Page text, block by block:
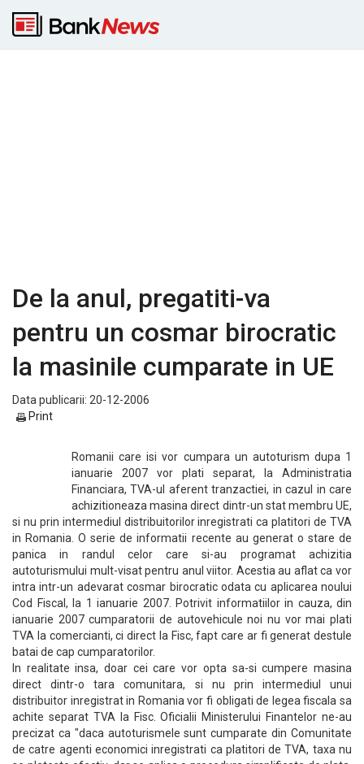
De la anul, pregatiti-va
pentru un cosmar birocratic
la masinile cumparate in UE
Data publicarii: 20-12-2006
Print
Romanii care isi vor cumpara un autoturism dupa 1
ianuarie 2007 vor plati separat, la Administratia
Financiara, TVA-ul aferent tranzactiei, in cazul in care
achizitioneaza masina direct dintr-un stat membru UE,
si nu prin intermediul distribuitorilor inregistrati ca platitori de TVA
in Romania. O serie de informatii recente au generat o stare de
panica in randul celor care si-au programat achizitia
autoturismului mult-visat pentru anul viitor. Acestia au aflat ca vor
intra intr-un adevarat cosmar birocratic odata cu aplicarea noului
Cod Fiscal, la 1 ianuarie 2007. Potrivit informatiilor in cauza, din
ianuarie 2007 cumparatorii de autovehicule noi nu vor mai plati
TVA la comercianti, ci direct la Fisc, fapt care ar fi generat destule
batai de cap cumparatorilor.
In realitate insa, doar cei care vor opta sa-si cumpere masina
direct dintr-o tara comunitara, si nu prin intermediul unui
distribuitor inregistrat in Romania vor fi obligati de legea fiscala sa
achite separat TVA la Fisc. Oficialii Ministerului Finantelor ne-au
precizat ca "daca autoturismele sunt cumparate din Comunitate
de catre agenti economici inregistrati ca platitori de TVA, taxa nu